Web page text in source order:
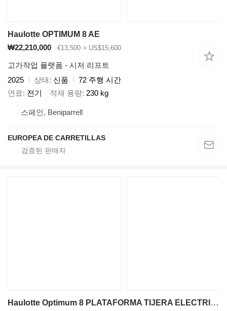
Haulotte OPTIMUM 8 AE
₩22,210,000
€13,500 ≈ US$15,600
고가작업 플랫폼 - 시저 리프트
2025
상태 신품
72 주행 시간
연료
전기 적재 용량 230 kg
스페인, Beniparrell
EUROPEA DE CARRETILLAS
Haulotte Optimum 8 PLATAFORMA TIJERA ELECTRICA 8 MT